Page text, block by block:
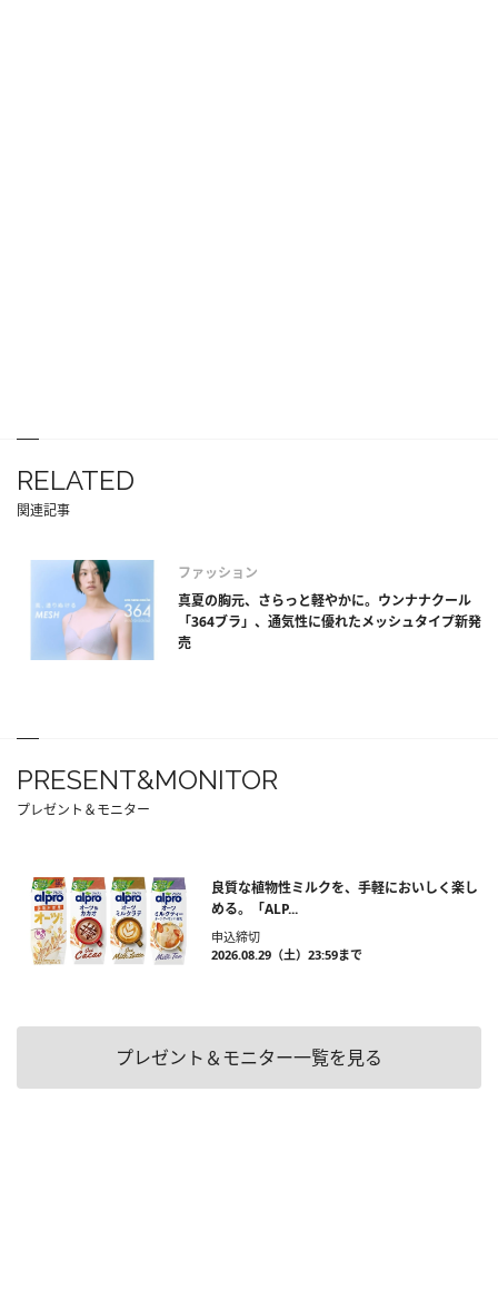
RELATED
関連記事
ファッション
真夏の胸元、さらっと軽やかに。ウンナナクール
「364ブラ」、通気性に優れたメッシュタイプ新発
売
PRESENT&MONITOR
プレゼント＆モニター
良質な植物性ミルクを、手軽においしく楽し
める。「ALP...
申込締切
2026.08.29（土）23:59まで
プレゼント＆モニター一覧を見る